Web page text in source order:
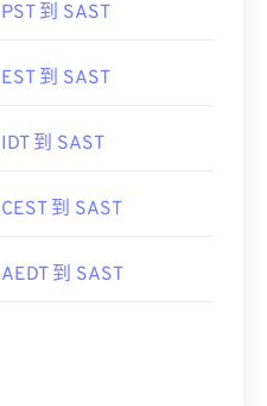
PST 到 SAST
EST 到 SAST
IDT 到 SAST
CEST 到 SAST
AEDT 到 SAST